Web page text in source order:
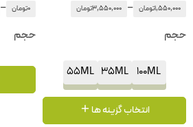
1,550,000تومان –
3,550,000تومان
حجم
100ML
35ML
55ML
انتخاب گزینه ها
0تومان –
حجم